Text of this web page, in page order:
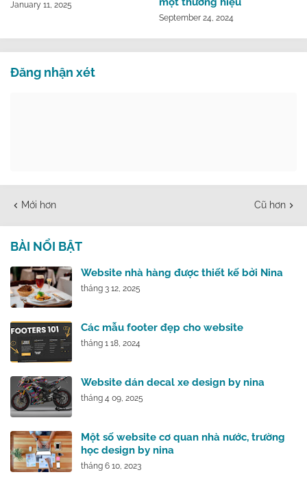
January 11, 2025
September 24, 2024
Đăng nhận xét
Mới hơn Cũ hơn
BÀI NỔI BẬT
Website nhà hàng được thiết kế bởi Nina
tháng 3 12, 2025
Các mẫu footer đẹp cho website
tháng 1 18, 2024
Website dán decal xe design by nina
tháng 4 09, 2025
Một số website cơ quan nhà nước, trường
học design by nina
tháng 6 10, 2023